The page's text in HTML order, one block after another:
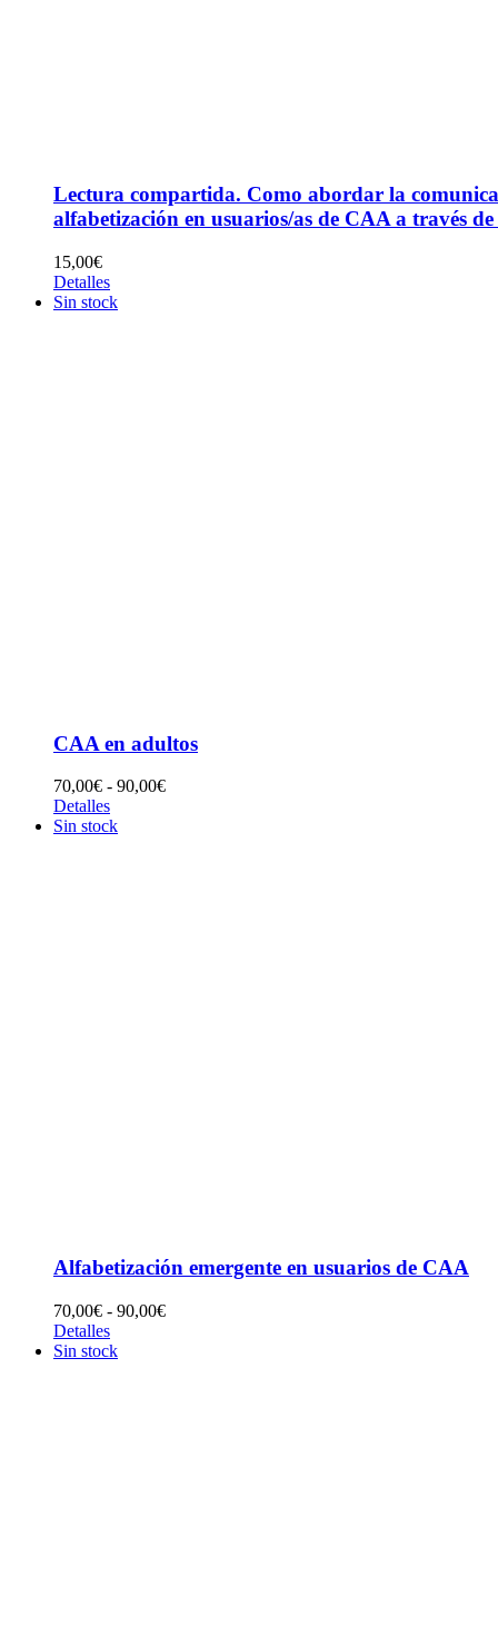
Lectura compartida. Como abordar la
alfabetización en usuarios/as de CAA a través
15,00€
Detalles
Sin stock
CAA en adultos
70,00€ - 90,00€Rango
Detalles
Sin stock
Alfabetización emergente en usuarios de CAA
70,00€ - 90,00€Rango
Detalles
Sin stock